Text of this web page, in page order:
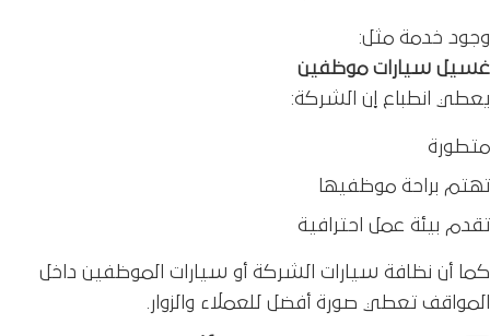
وجود خدمة مثل:
غسيل سيارات موظفين
يعطي انطباع إن الشركة:
متطورة
تهتم براحة موظفيها
تقدم بيئة عمل احترافية
كما أن نظافة سيارات الشركة أو سيارات الموظفين داخل
المواقف تعطي صورة أفضل للعملاء والزوار.